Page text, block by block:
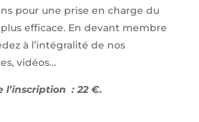
pour une prise en charge du
efficace. En devant membre
à l’intégralité de nos
vidéos…
: 22 €.